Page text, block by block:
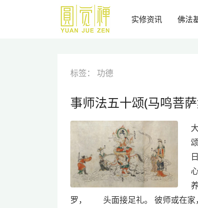
实修资讯 佛法
标签： 功德
事师法五十颂(马鸣菩
罗， 头面接足礼。 彼师或在